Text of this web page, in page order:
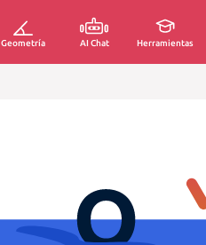
Geometría AI Chat Herramientas